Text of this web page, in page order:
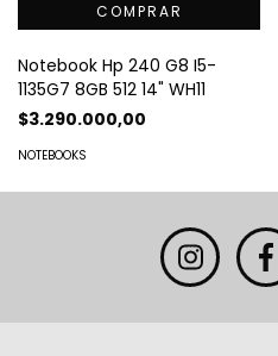
Notebook Hp 240 G8 I5-
1135G7 8GB 512 14" WH11
$3.290.000,00
NOTEBOOKS